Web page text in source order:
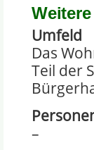
Umfeld
Das
Teil der
–